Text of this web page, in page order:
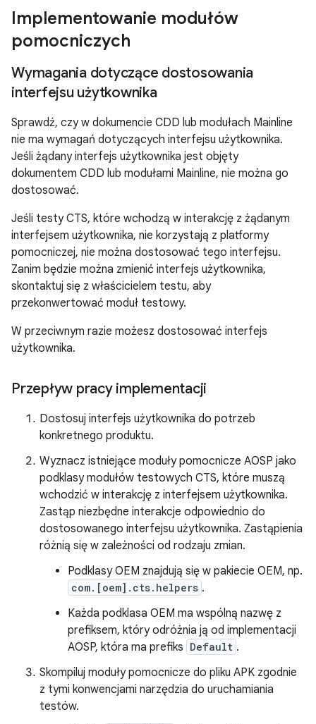
Implementowanie modułów
pomocniczych
Wymagania dotyczące dostosowania
interfejsu użytkownika
Sprawdź, czy w dokumencie CDD lub modułach Mainline
nie ma wymagań dotyczących interfejsu użytkownika.
Jeśli żądany interfejs użytkownika jest objęty
dokumentem CDD lub modułami Mainline, nie można go
dostosować.
Jeśli testy CTS, które wchodzą w interakcję z żądanym
interfejsem użytkownika, nie korzystają z platformy
pomocniczej, nie można dostosować tego interfejsu.
Zanim będzie można zmienić interfejs użytkownika,
skontaktuj się z właścicielem testu, aby
przekonwertować moduł testowy.
W przeciwnym razie możesz dostosować interfejs
użytkownika.
Przepływ pracy implementacji
Dostosuj interfejs użytkownika do potrzeb
konkretnego produktu.
Wyznacz istniejące moduły pomocnicze AOSP jako
podklasy modułów testowych CTS, które muszą
wchodzić w interakcję z interfejsem użytkownika.
Zastąp niezbędne interakcje odpowiednio do
dostosowanego interfejsu użytkownika. Zastąpienia
różnią się w zależności od rodzaju zmian.
Podklasy OEM znajdują się w pakiecie OEM, np.
com.[oem].cts.helpers .
Każda podklasa OEM ma wspólną nazwę z
prefiksem, który odróżnia ją od implementacji
AOSP, która ma prefiks Default .
Skompiluj moduły pomocnicze do pliku APK zgodnie
z tymi konwencjami narzędzia do uruchamiania
testów.